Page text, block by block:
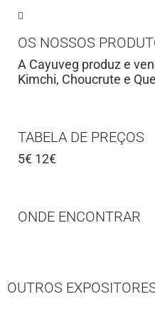
OS NOSSOS
A Cayuveg produz e
Kimchi, Choucrute e
TABELA DE PREÇOS
5€ 12€
ONDE ENCONTRAR
OUTROS